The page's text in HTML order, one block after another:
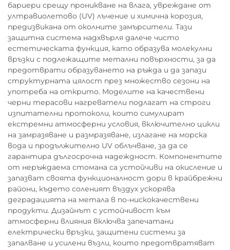
бариери срещу проникване на влага, увреждане от
ултравиолетово (UV) лъчение и химична корозия,
предизвикана от околните замърсители. Тази
защитна система надхвърля далече чисто
естетическата функция, като образува молекулни
връзки с подлежащите метални повърхности, за да
предотврати образуването на ръжда и да запази
структурната цялост през множество сезони на
употреба на открито. Моделите на качествени
черни терасови нагреватели подлагат на строги
изпитателни протоколи, които симулират
екстремни атмосферни условия, включително цикли
на замразяване и размразяване, излагане на морска
вода и продължително UV облъчване, за да се
гарантира дългосрочна надеждност. Компонентите
от неръждаема стомана са устойчиви на окисление и
запазват своята функционалност дори в крайбрежни
райони, където соленият въздух ускорява
деградацията на метала в по-нискокачествени
продукти. Дизайнът с устойчивост към
атмосферни влияния включва запечатани
електрически връзки, защитени системи за
запалване и усилени възли, които предотвратяват